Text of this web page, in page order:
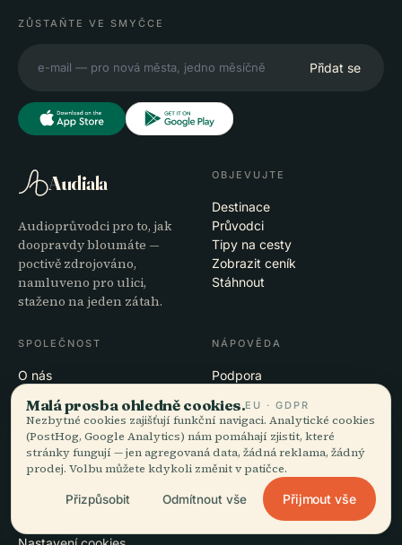
ZŮSTAŇTE VE SMYČCE
Přidat se
Audiala
Audioprůvodci pro to, jak
doopravdy bloumáte —
poctivě zdrojováno,
namluveno pro ulici,
staženo na jeden zátah.
OBJEVUJTE
Destinace
Průvodci
Tipy na cesty
Zobrazit ceník
Stáhnout
SPOLEČNOST
O nás
Poslání
NÁPOVĚDA
Podpora
Kontakt
Staňte se partnerem
PRÁVNÍ INFORMACE
Soukromí
Malá prosba ohledně cookies.EU · GDPR
Nezbytné cookies zajišťují funkční navigaci. Analytické cookies
(PostHog, Google Analytics) nám pomáhají zjistit, které
stránky fungují — jen agregovaná data, žádná reklama, žádný
prodej. Volbu můžete kdykoli změnit v patičce.
Přizpůsobit Odmítnout vše Přijmout vše